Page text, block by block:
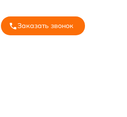
Заказать звонок